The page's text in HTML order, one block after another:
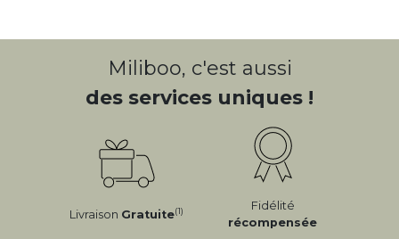
Miliboo, c'est aussi
des services uniques !
Livraison Gratuite(1)
Fidélité
récompensée